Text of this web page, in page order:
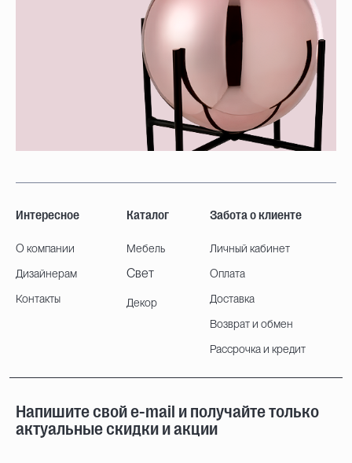
Интересное
О компании
Дизайнерам
Контакты
Каталог
Мебель
Свет
Декор
Забота о клиенте
Личный кабинет
Оплата
Доставка
Возврат и обмен
Рассрочка и кредит
Напишите свой e-mail и получайте только
актуальные скидки и акции